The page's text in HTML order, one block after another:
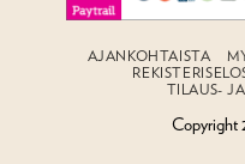
AJANKOHTAISTA
TILAUS-
Copyright